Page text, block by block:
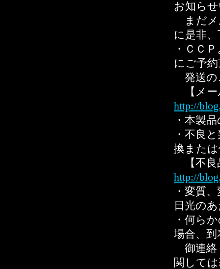
お知ら
まだメ
に是非
・ＣＣ
にご予
発送の
【メー
http://
・本製
・不良
換また
【不
http://
・変質
日光の
・何ら
場合、
御連絡
関して